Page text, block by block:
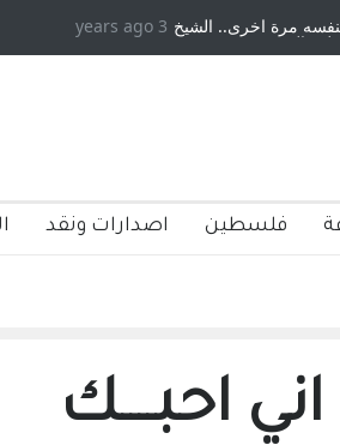
دكريات بغداد ٍ: عاشها مرة اخرى.. الشيخ
عن يد وهم
صاغرون،
3 years ago
فلسطين اصدارات ونقد
احبــــك